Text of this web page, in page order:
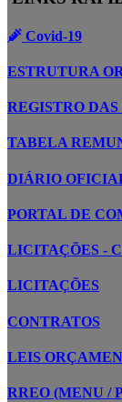
Covid-19
ESTRUTURA
REGISTRO
TABELA
DIÁRIO
PORTAL DE
LICITAÇÕES -
LICITAÇÕES
CONTRATOS
LEIS
RREO (MENU /